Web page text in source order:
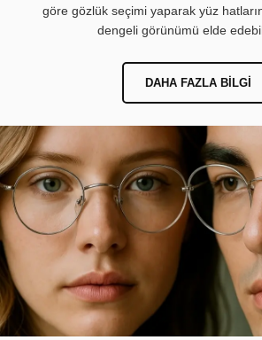
göre gözlük seçimi yaparak yüz
dengeli görünümü elde
DAHA FAZLA BILGI